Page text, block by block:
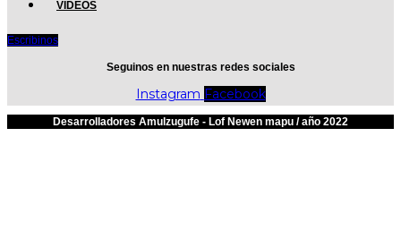
VIDEOS
Escribinos
Seguinos en nuestras redes sociales
Instagram Facebook
Desarrolladores Amulzugufe - Lof Newen mapu / año 2022